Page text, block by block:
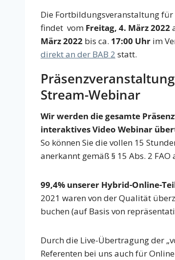
Die Fortbildungsveranstaltung
findet vom Freitag, 4. März 2022
März 2022 bis ca. 17:00 Uhr im
direkt an der BAB 2 statt.
Stream-Webinar
Wir werden die gesamte
interaktives Video Webinar
So können Sie die vollen 15
anerkannt gemäß § 15 Abs. 2 FAO
99,4% unserer Hybrid-Online-
2021 waren von der Qualität
buchen (auf Basis von
Durch die Live-Übertragung der
Referenten bei uns auch für